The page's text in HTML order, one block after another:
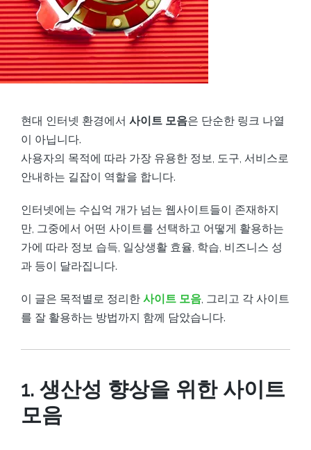
현대 인터넷 환경에서 사이트 모음은 단순한 링크 나열
이 아닙니다.
사용자의 목적에 따라 가장 유용한 정보, 도구, 서비스로
안내하는 길잡이 역할을 합니다.
인터넷에는 수십억 개가 넘는 웹사이트들이 존재하지
만, 그중에서 어떤 사이트를 선택하고 어떻게 활용하는
가에 따라 정보 습득, 일상생활 효율, 학습, 비즈니스 성
과 등이 달라집니다.
이 글은 목적별로 정리한 사이트 모음, 그리고 각 사이트
를 잘 활용하는 방법까지 함께 담았습니다.
1. 생산성 향상을 위한 사이트
모음